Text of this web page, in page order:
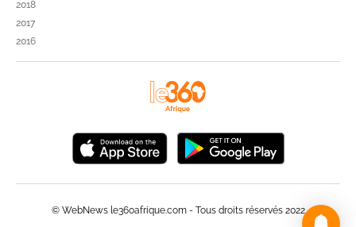
2018
2017
2016
© WebNews le360afrique.com - Tous droits réservés 2022